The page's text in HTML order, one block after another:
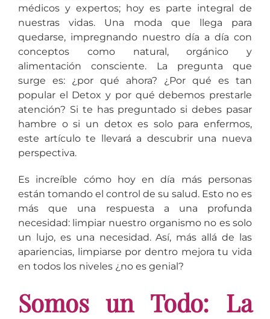
médicos y expertos; hoy es parte integral de
nuestras vidas. Una moda que llega para
quedarse, impregnando nuestro día a día con
conceptos como natural, orgánico y
alimentación consciente. La pregunta que
surge es: ¿por qué ahora? ¿Por qué es tan
popular el Detox y por qué debemos prestarle
atención? Si te has preguntado si debes pasar
hambre o si un detox es solo para enfermos,
este artículo te llevará a descubrir una nueva
perspectiva.
Es increíble cómo hoy en día más personas
están tomando el control de su salud. Esto no es
más que una respuesta a una profunda
necesidad: limpiar nuestro organismo no es solo
un lujo, es una necesidad. Así, más allá de las
apariencias, limpiarse por dentro mejora tu vida
en todos los niveles ¿no es genial?
Somos un Todo: La